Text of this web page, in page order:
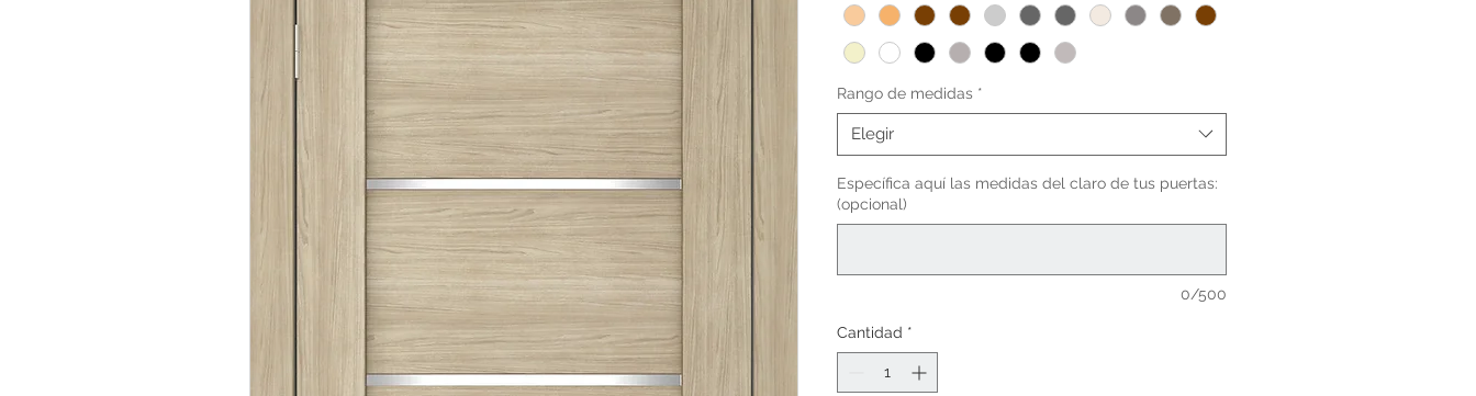
Rango de medidas *
Elegir
Específica aquí las medidas del claro de tus puertas:
(opcional)
0/500
Cantidad *